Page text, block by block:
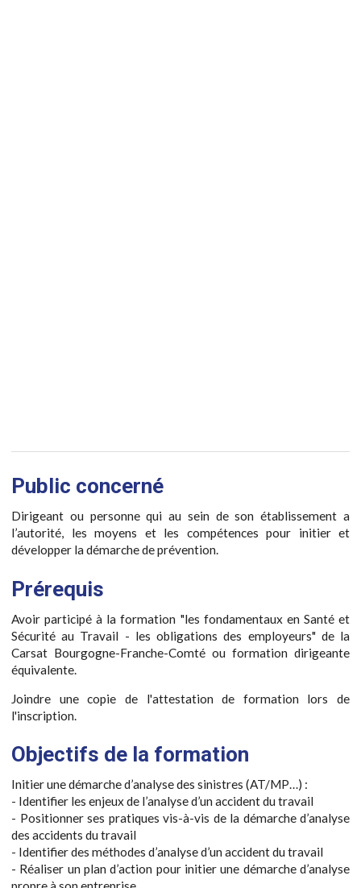
Public concerné
Dirigeant ou personne qui au sein de son établissement a
l’autorité, les moyens et les compétences pour initier et
développer la démarche de prévention.
Prérequis
Avoir participé à la formation "les fondamentaux en Santé et
Sécurité au Travail - les obligations des employeurs" de la
Carsat Bourgogne-Franche-Comté ou formation dirigeante
équivalente.
Joindre une copie de l'attestation de formation lors de
l'inscription.
Objectifs de la formation
Initier une démarche d’analyse des sinistres (AT/MP…) :
- Identifier les enjeux de l’analyse d’un accident du travail
- Positionner ses pratiques vis-à-vis de la démarche d’analyse
des accidents du travail
- Identifier des méthodes d’analyse d’un accident du travail
- Réaliser un plan d’action pour initier une démarche d’analyse